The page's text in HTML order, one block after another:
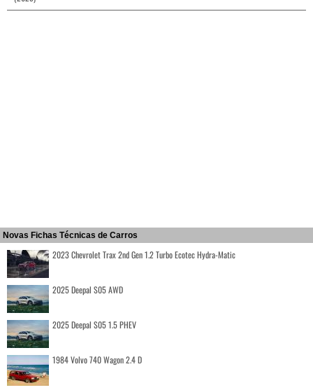
Novas Fichas Técnicas de Carros
2023 Chevrolet Trax 2nd Gen 1.2 Turbo Ecotec Hydra-Matic
2025 Deepal S05 AWD
2025 Deepal S05 1.5 PHEV
1984 Volvo 740 Wagon 2.4 D